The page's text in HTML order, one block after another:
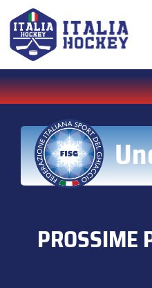
PROSSIME